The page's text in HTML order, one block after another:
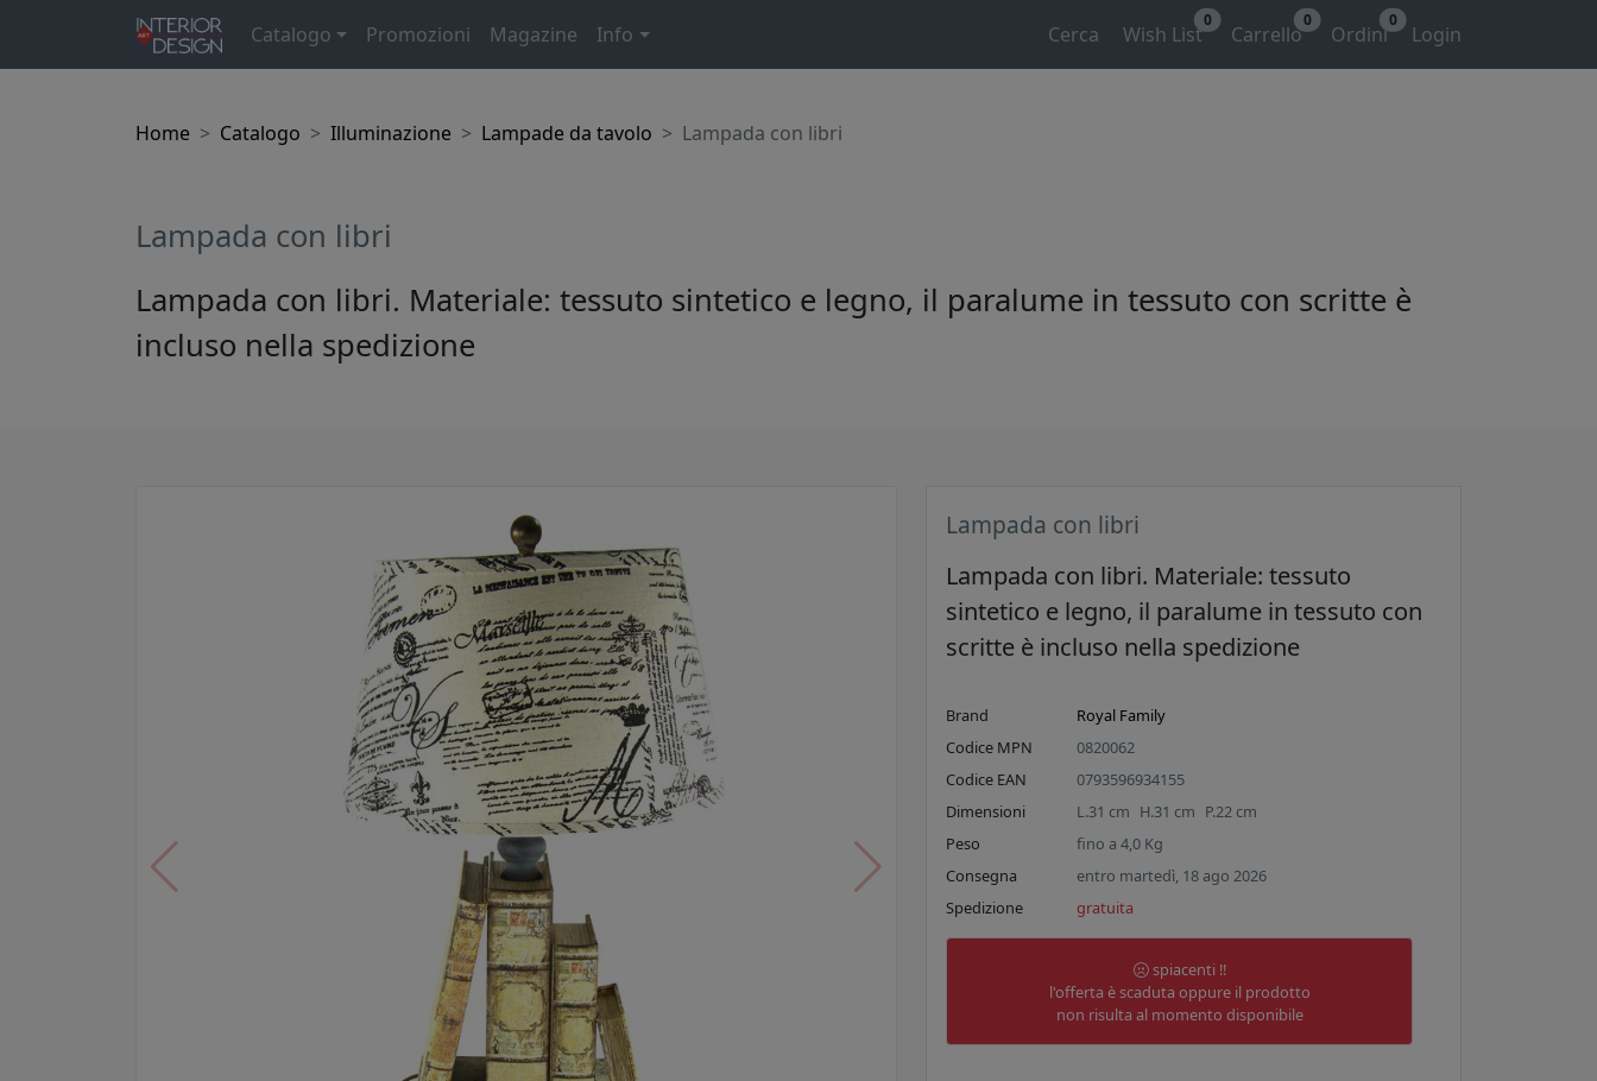
Catalogo Promozioni Magazine Info Cerca Wish List
0
Carrello
0
Ordini
0
Login
Home Catalogo Illuminazione Lampade da tavolo Lampada con libri
Lampada con libri
Lampada con libri. Materiale: tessuto sintetico e legno, il paralume in tessuto con scritte è
incluso nella spedizione
Lampada con libri
Lampada con libri. Materiale: tessuto
sintetico e legno, il paralume in tessuto con
scritte è incluso nella spedizione
Brand
Royal Family
Codice MPN
0820062
Codice EAN
0793596934155
Dimensioni
L.31 cm H.31 cm P.22 cm
Peso
fino a4,0 Kg
Consegna
entro martedì, 18 ago 2026
Spedizione
gratuita
spiacenti !!
l'offerta è scaduta oppure il prodotto
non risulta al momento disponibile